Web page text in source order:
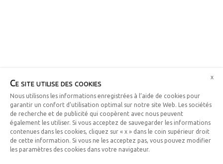
Ce site utilise des cookies
Nous utilisons les informations enregistrées à l’aide de cookies pour
garantir un confort d’utilisation optimal sur notre site Web. Les sociétés
de recherche et de publicité qui coopèrent avec nous peuvent
également les utiliser. Si vous acceptez de sauvegarder les informations
contenues dans les cookies, cliquez sur « x » dans le coin supérieur droit
de cette information. Si vous ne les acceptez pas, vous pouvez modifier
les paramètres des cookies dans votre navigateur.
x